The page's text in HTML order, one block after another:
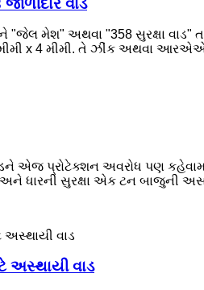
"જેલ મેશ" અથવા "358 સુરક્ષા
મીમી x 4 મીમી. તે ઝીંક અથવા
એજ પ્રોટેક્શન અવરોધ પણ
ધારની સુરક્ષા એક ટન બાજુની
અસ્થાયી વાડ